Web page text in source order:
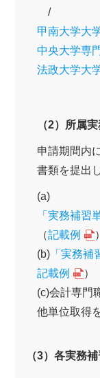
/
甲南大学大
中央大学専
法政大学大
（2）所属
申請期間内
書類を提出
(a)
「実務補習
（記載例
）
(b) 「実務
記載例
）
(c)会計専門
他単位取得
（3）各実務